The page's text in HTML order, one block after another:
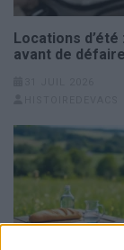
Locations
avant de